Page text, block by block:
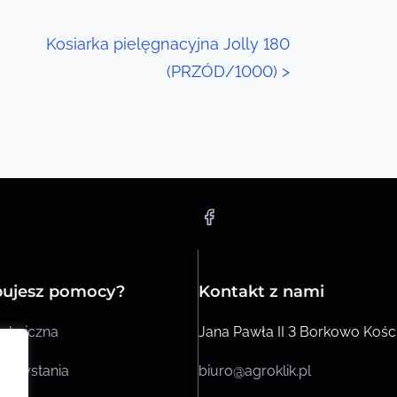
Kosiarka pielęgnacyjna Jolly 180
(PRZÓD/1000) >
pomocy? Kontakt z nami
Jana Pawła II 3 Borkowo
biuro@agroklik.pl